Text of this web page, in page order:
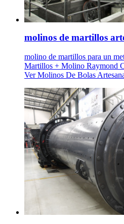
molinos de martillos
molino de martillos para un
Martillos + Molino Raymond
Ver Molinos De Bolas